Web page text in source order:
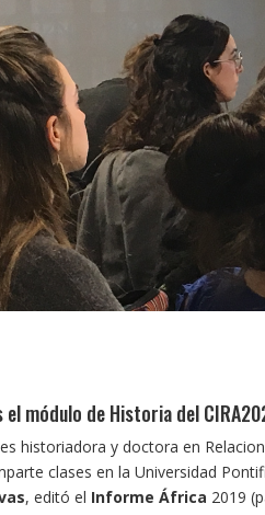
el módulo de Historia del
historiadora y doctora en
clases en la Universidad
, editó el Informe África 2019